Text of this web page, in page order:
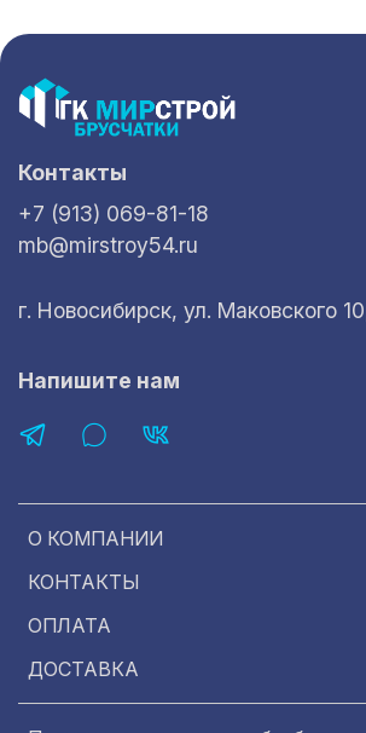
О КОМПАНИИ
КОНТАКТЫ
ОПЛАТА
ДОСТАВКА
Контакты
+7 (913) 069-81-18
mb@mirstroy54.ru
г. Новосибирск, ул. Маковского
Напишите нам